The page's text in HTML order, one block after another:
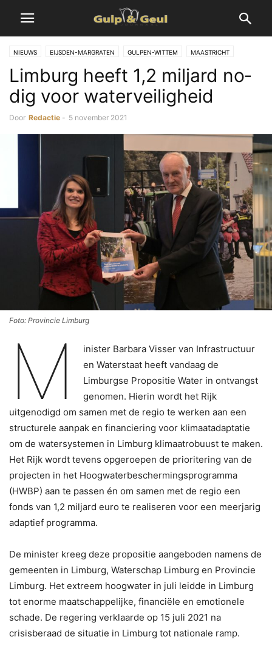
NIEUWS EIJSDEN-MARGRATEN GULPEN-WITTEM MAASTRICHT
VALKENBURG A/D GEUL
Lim­burg heeft 1,2 mil­jard no­
dig voor wa­ter­vei­lig­heid
Door Redactie - 5 november 2021
Foto: Provincie Limburg
M
inister Barbara Visser van Infrastructuur
en Waterstaat heeft vandaag de
Limburgse Propositie Water in ontvangst
genomen. Hierin wordt het Rijk
uitgenodigd om samen met de regio te werken aan een
structurele aanpak en financiering voor klimaatadaptatie
om de watersystemen in Limburg klimaatrobuust te maken.
Het Rijk wordt tevens opgeroepen de prioritering van de
projecten in het Hoogwaterbeschermingsprogramma
(HWBP) aan te passen én om samen met de regio een
fonds van 1,2 miljard euro te realiseren voor een meerjarig
adaptief programma.
De minister kreeg deze propositie aangeboden namens de
gemeenten in Limburg, Waterschap Limburg en Provincie
Limburg. Het extreem hoogwater in juli leidde in Limburg
tot enorme maatschappelijke, financiële en emotionele
schade. De regering verklaarde op 15 juli 2021 na
crisisberaad de situatie in Limburg tot nationale ramp.